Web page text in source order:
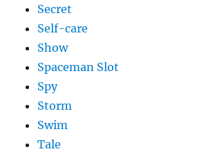
Secret
Self-care
Show
Spaceman Slot
Spy
Storm
Swim
Tale